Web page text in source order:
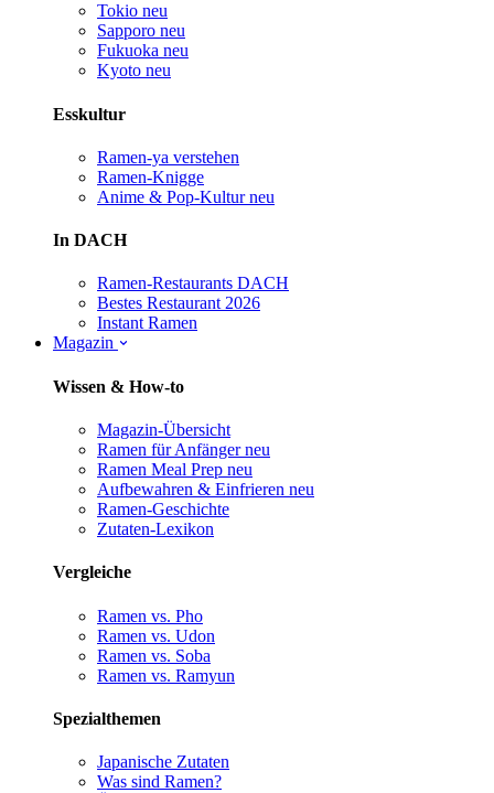
Tokio neu
Sapporo neu
Fukuoka neu
Kyoto neu
Esskultur
Ramen-ya verstehen
Ramen-Knigge
Anime & Pop-Kultur neu
In DACH
Ramen-Restaurants DACH
Bestes Restaurant 2026
Instant Ramen
Magazin
Wissen & How-to
Magazin-Übersicht
Ramen für Anfänger neu
Ramen Meal Prep neu
Aufbewahren & Einfrieren neu
Ramen-Geschichte
Zutaten-Lexikon
Vergleiche
Ramen vs. Pho
Ramen vs. Udon
Ramen vs. Soba
Ramen vs. Ramyun
Spezialthemen
Japanische Zutaten
Was sind Ramen?